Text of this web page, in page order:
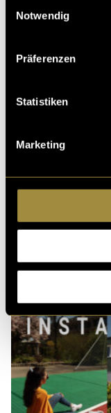
Notwendig
Präferenzen
Statistiken
Marketing